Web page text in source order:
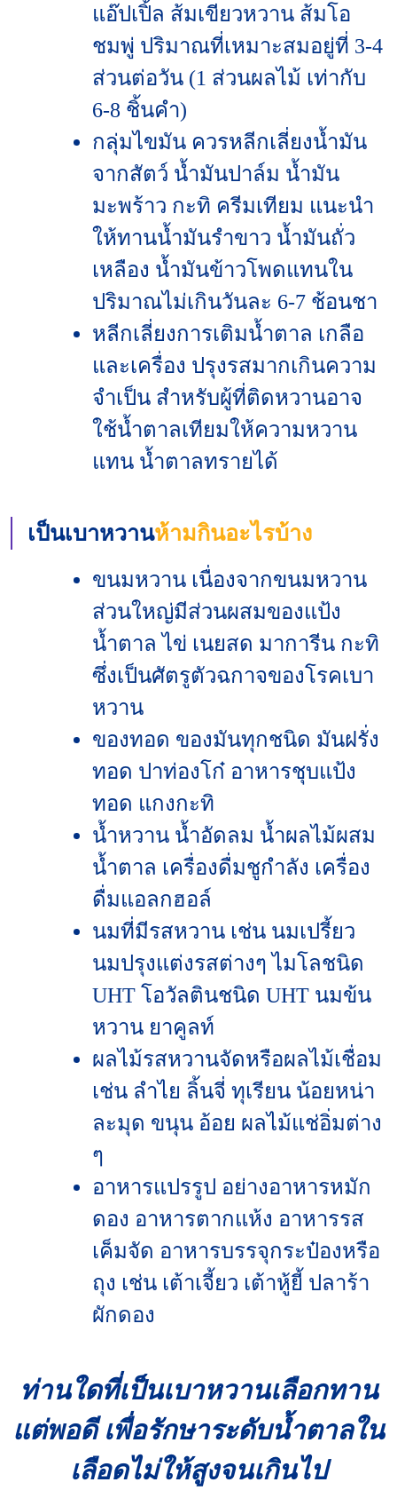
แอ๊ปเปิ้ล ส้มเขียวหวาน ส้มโอ
ชมพู่ ปริมาณที่เหมาะสมอยู่ที่ 3-4
ส่วนต่อวัน (1 ส่วนผลไม้ เท่ากับ
6-8 ชิ้นคำ)
กลุ่มไขมัน ควรหลีกเลี่ยงน้ำมัน
จากสัตว์ น้ำมันปาล์ม น้ำมัน
มะพร้าว กะทิ ครีมเทียม แนะนำ
ให้ทานน้ำมันรำขาว น้ำมันถั่ว
เหลือง น้ำมันข้าวโพดแทนใน
ปริมาณไม่เกินวันละ 6-7 ช้อนชา
หลีกเลี่ยงการเติมน้ำตาล เกลือ
และเครื่อง ปรุงรสมากเกินความ
จำเป็น สำหรับผู้ที่ติดหวานอาจ
ใช้น้ำตาลเทียมให้ความหวาน
แทน น้ำตาลทรายได้
เป็นเบาหวานห้ามกินอะไรบ้าง
ขนมหวาน เนื่องจากขนมหวาน
ส่วนใหญ่มีส่วนผสมของแป้ง
น้ำตาล ไข่ เนยสด มาการีน กะทิ
ซึ่งเป็นศัตรูตัวฉกาจของโรคเบา
หวาน
ของทอด ของมันทุกชนิด มันฝรั่ง
ทอด ปาท่องโก๋ อาหารชุบแป้ง
ทอด แกงกะทิ
น้ำหวาน น้ำอัดลม น้ำผลไม้ผสม
น้ำตาล เครื่องดื่มชูกำลัง เครื่อง
ดื่มแอลกฮอล์
นมที่มีรสหวาน เช่น นมเปรี้ยว
นมปรุงแต่งรสต่างๆ ไมโลชนิด
UHT โอวัลตินชนิด UHT นมข้น
หวาน ยาคูลท์
ผลไม้รสหวานจัดหรือผลไม้เชื่อม
เช่น ลำไย ลิ้นจี่ ทุเรียน น้อยหน่า
ละมุด ขนุน อ้อย ผลไม้แช่อิ่มต่าง
ๆ
อาหารแปรรูป อย่างอาหารหมัก
ดอง อาหารตากแห้ง อาหารรส
เค็มจัด อาหารบรรจุกระป๋องหรือ
ถุง เช่น เต้าเจี้ยว เต้าหู้ยี้ ปลาร้า
ผักดอง
ท่านใดที่เป็นเบาหวานเลือกทาน
แต่พอดี เพื่อรักษาระดับน้ำตาลใน
เลือดไม่ให้สูงจนเกินไป